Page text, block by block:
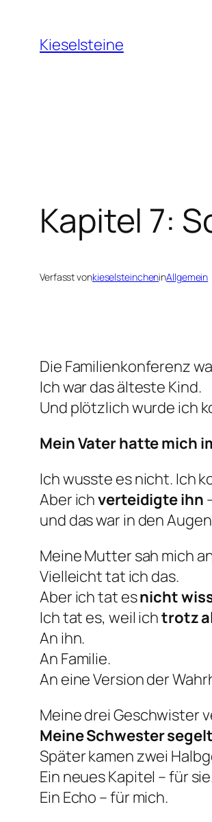
Inhalt
springen
Kieselsteine
Kapitel 7:
Verfasst vonkieselsteincheninAllgemein
Die Familienkonferenz
Ich war das älteste Kind.
Und plötzlich wurde ich
Mein Vater hatte mich
Ich wusste es nicht. Ich
Aber ichverteidigte ihn
und das war in den
Meine Mutter sah mich
Vielleicht tat ich das.
Aber ich tat esnicht
Ich tat es, weil ichtrotz
An ihn.
An Familie.
An eine Version der
Meine drei Geschwister
Meine Schwester
Später kamen zwei
Ein neues Kapitel – für
Ein Echo – für mich.